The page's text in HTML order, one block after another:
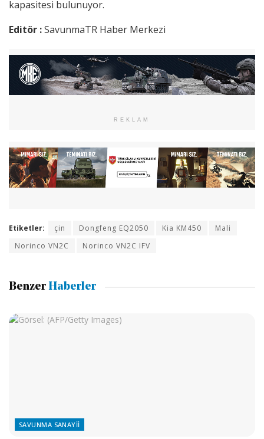
kapasitesi bulunuyor.
Editör :SavunmaTR Haber Merkezi
REKLAM
Etiketler: çin Dongfeng EQ2050 Kia KM450
Mali
Norinco VN2C
Norinco VN2C IFV
Benzer Haberler
SAVUNMA SANAYII